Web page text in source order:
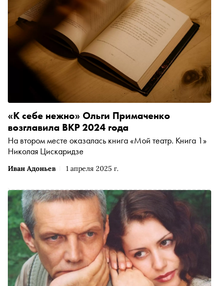
Иван Адоньев 1 апреля 2025 г.
«К себе нежно» Ольги Примаченко
возглавила ВКР 2024 года
На втором месте оказалась книга «Мой театр. Книга 1»
Николая Цискаридзе